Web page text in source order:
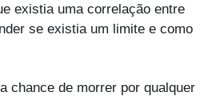
existia uma correlação entre
se existia um limite e como
chance de morrer por qualquer